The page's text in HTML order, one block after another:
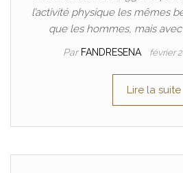
l’activité physique les mêmes
que les hommes, mais avec
Par FANDRESENA février
Lire la suite